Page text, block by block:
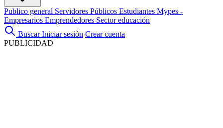
Publico general Servidores Públicos Estudiantes Mypes -
Empresarios Emprendedores Sector educación
Buscar Iniciar sesión Crear cuenta
PUBLICIDAD